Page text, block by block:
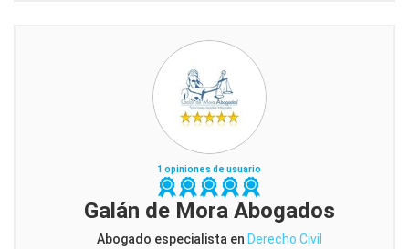
1 opiniones de usuario
Galán de Mora Abogados
Abogado especialista en Derecho Civil